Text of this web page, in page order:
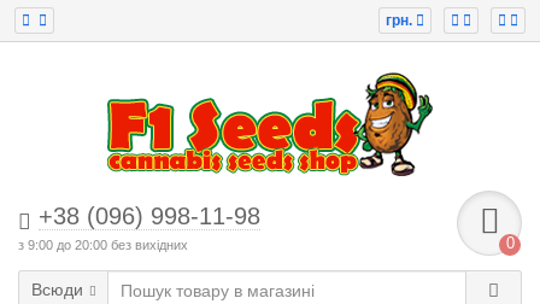
грн.
+38 (096) 998-11-98
з 9:00 до 20:00 без вихідних 0
Всюди